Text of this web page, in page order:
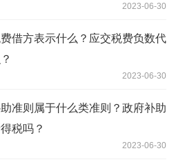
2023-06-30
借方表示什么？应交税费负数代
2023-06-30
准则属于什么类准则？政府补助
税吗？
2023-06-30